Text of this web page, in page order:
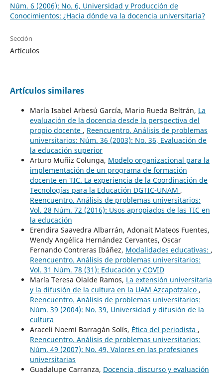
Núm. 6 (2006): No. 6, Universidad y Producción de
Conocimientos: ¿Hacia dónde va la docencia universitaria?
Sección
Artículos
Artículos similares
María Isabel Arbesú García, Mario Rueda Beltrán, La
evaluación de la docencia desde la perspectiva del
propio docente , Reencuentro. Análisis de problemas
universitarios: Núm. 36 (2003): No. 36, Evaluación de
la educación superior
Arturo Muñiz Colunga, Modelo organizacional para la
implementación de un programa de formación
docente en TIC. La experiencia de la Coordinación de
Tecnologías para la Educación DGTIC-UNAM ,
Reencuentro. Análisis de problemas universitarios:
Vol. 28 Núm. 72 (2016): Usos apropiados de las TIC en
la educación
Erendira Saavedra Albarrán, Adonait Mateos Fuentes,
Wendy Angélica Hernández Cervantes, Oscar
Fernando Contreras Ibáñez, Modalidades educativas: ,
Reencuentro. Análisis de problemas universitarios:
Vol. 31 Núm. 78 (31): Educación y COVID
María Teresa Olalde Ramos, La extensión universitaria
y la difusión de la cultura en la UAM Azcapotzalco ,
Reencuentro. Análisis de problemas universitarios:
Núm. 39 (2004): No. 39, Universidad y difusión de la
cultura
Araceli Noemí Barragán Solís, Ética del periodista ,
Reencuentro. Análisis de problemas universitarios:
Núm. 49 (2007): No. 49, Valores en las profesiones
universitarias
Guadalupe Carranza, Docencia, discurso y evaluación